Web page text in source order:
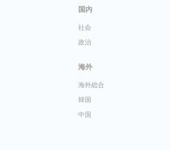
国内
社会
政治
海外
海外総合
韓国
中国